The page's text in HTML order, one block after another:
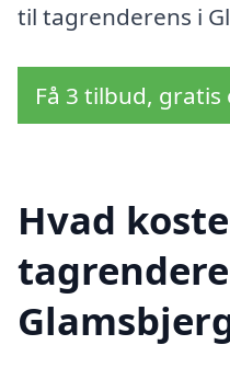
til tagrenderens i
Få 3 tilbud,
Hvad